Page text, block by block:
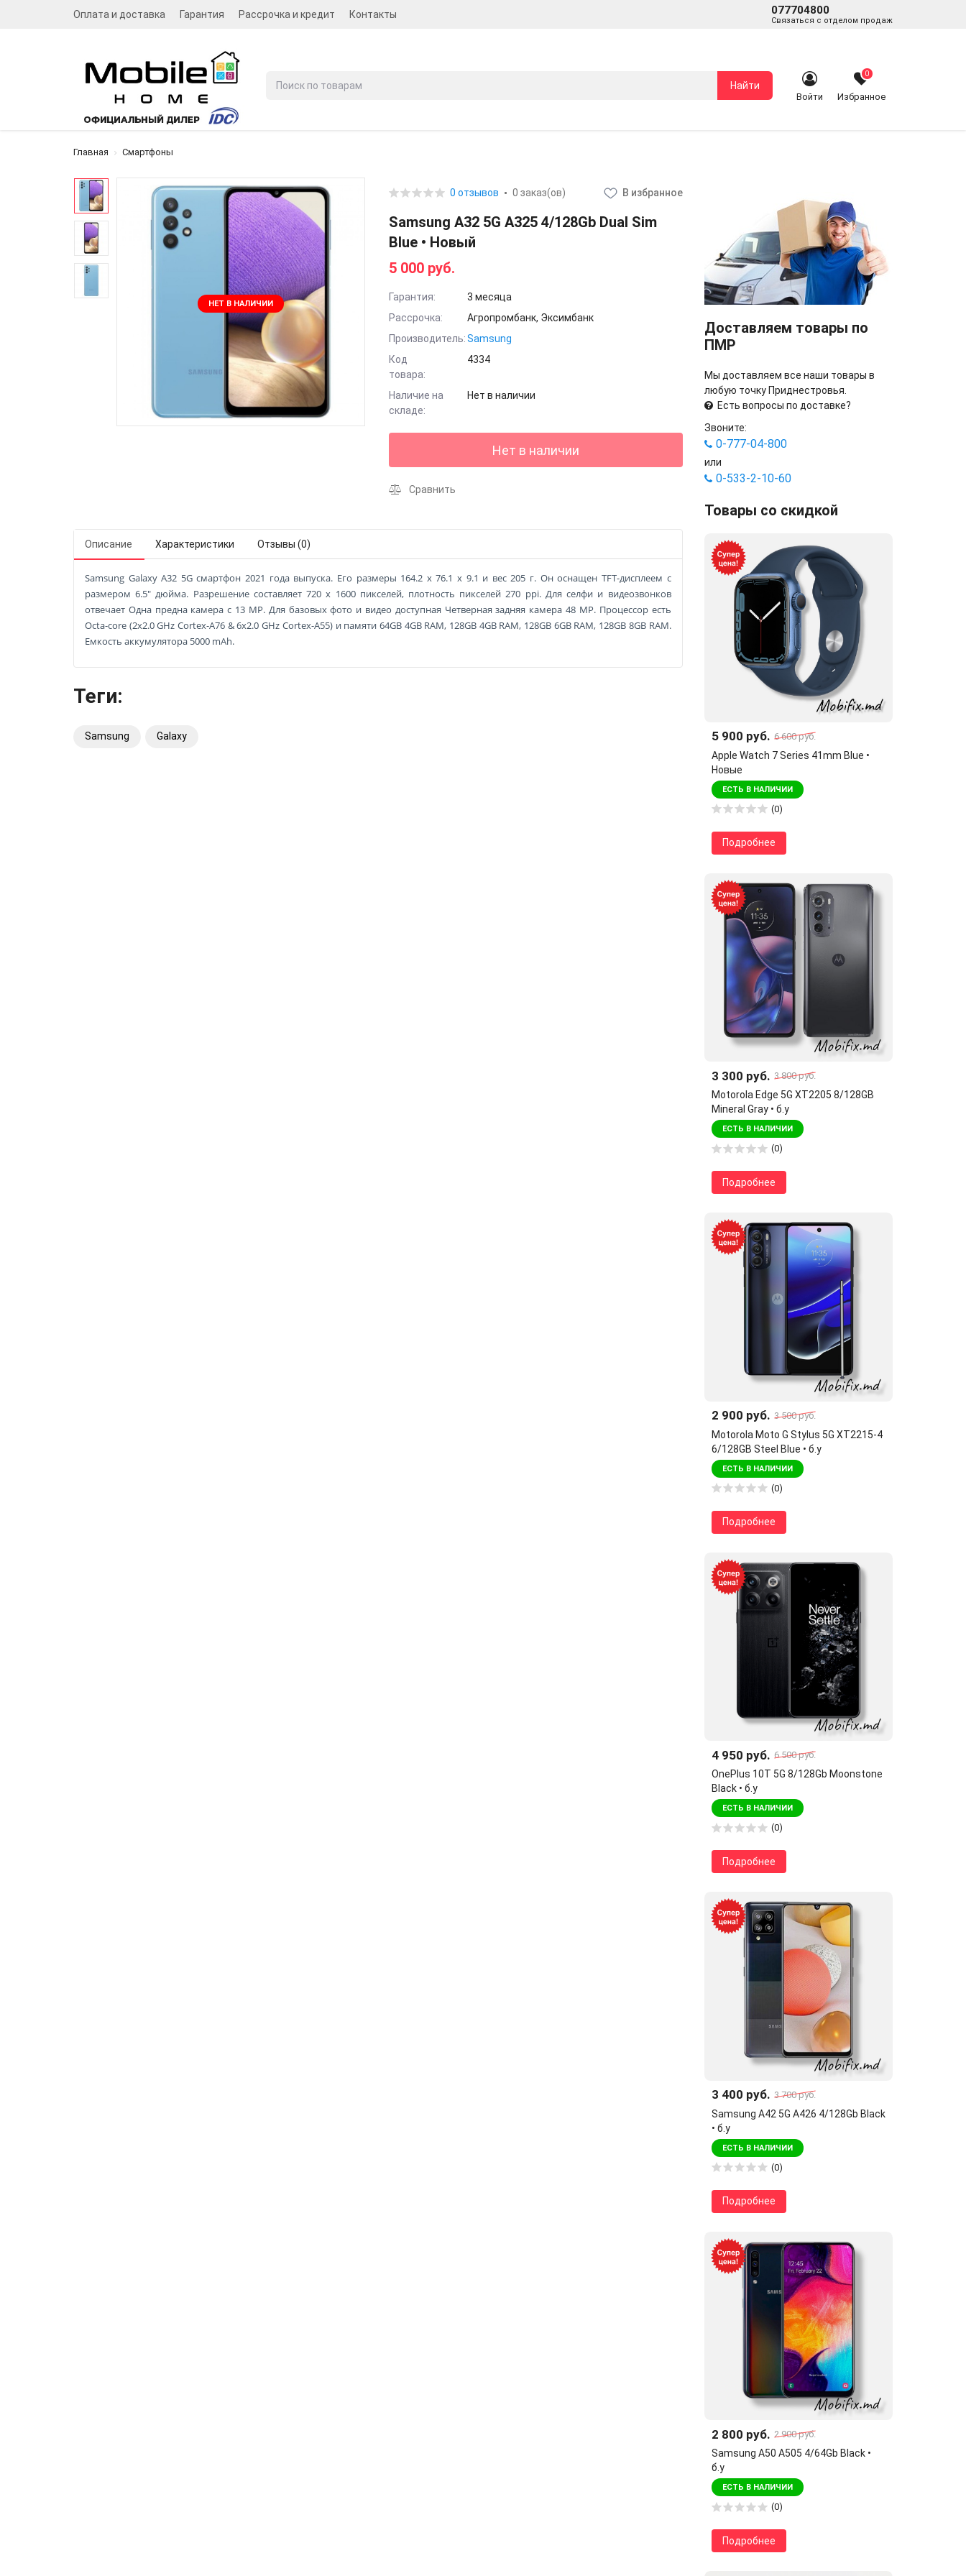
Оплата и доставка Гарантия Рассрочка и кредит Контакты 077704800
Связаться с отделом продаж
Найти
Войти
0
Избранное
Главная Смартфоны
НЕТ В НАЛИЧИИ
0 отзывов 0 заказ(ов) В избранное
Samsung A32 5G A325 4/128Gb Dual Sim
Blue • Новый
5 000 руб.
Гарантия:
3 месяца
Рассрочка:
Агропромбанк, Эксимбанк
Производитель: Samsung
Код
товара:
4334
Наличие на
складе:
Нет в наличии
Нет в наличии
Сравнить
Описание Характеристики Отзывы (0)
Samsung Galaxy A32 5G смартфон 2021 года выпуска. Его размеры 164.2 x 76.1 x 9.1 и вес 205 г. Он оснащен TFT-дисплеем с
размером 6.5" дюйма. Разрешение составляет 720 x 1600 пикселей, плотность пикселей 270 ppi. Для селфи и видеозвонков
отвечает Одна предна камера с 13 MP. Для базовых фото и видео доступная Четверная задняя камера 48 MP. Процессор есть
Octa-core (2x2.0 GHz Cortex-A76 & 6x2.0 GHz Cortex-A55) и памяти 64GB 4GB RAM, 128GB 4GB RAM, 128GB 6GB RAM, 128GB 8GB RAM.
Емкость аккумулятора 5000 mAh.
Теги:
Samsung Galaxy
Доставляем товары по
ПМР
Мы доставляем все наши товары в
любую точку Приднестровья.
Есть вопросы по доставке?
Звоните:
0-777-04-800
или
0-533-2-10-60
Товары со скидкой
5 900 руб. 6 600 руб.
Apple Watch 7 Series 41mm Blue •
Новые
ЕСТЬ В НАЛИЧИИ
(0)
Подробнее
3 300 руб. 3 800 руб.
Motorola Edge 5G XT2205 8/128GB
Mineral Gray • б.у
ЕСТЬ В НАЛИЧИИ
(0)
Подробнее
2 900 руб. 3 500 руб.
Motorola Moto G Stylus 5G XT2215-4
6/128GB Steel Blue • б.у
ЕСТЬ В НАЛИЧИИ
(0)
Подробнее
4 950 руб. 6 500 руб.
OnePlus 10T 5G 8/128Gb Moonstone
Black • б.у
ЕСТЬ В НАЛИЧИИ
(0)
Подробнее
3 400 руб. 3 700 руб.
Samsung A42 5G A426 4/128Gb Black
• б.у
ЕСТЬ В НАЛИЧИИ
(0)
Подробнее
2 800 руб. 2 900 руб.
Samsung A50 A505 4/64Gb Black •
б.у
ЕСТЬ В НАЛИЧИИ
(0)
Подробнее